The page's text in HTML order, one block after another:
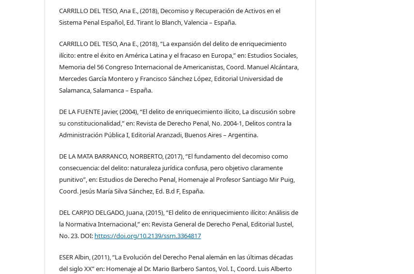
CARRILLO DEL TESO, Ana E., (2018), Decomiso y Recuperación de Activos en el
Sistema Penal Español, Ed. Tirant lo Blanch, Valencia – España.
CARRILLO DEL TESO, Ana E., (2018), “La expansión del delito de enriquecimiento
ilícito: entre el éxito en América Latina y el fracaso en Europa,” en: Estudios Sociales,
Memoria del 56 Congreso Internacional de Americanistas, Coord. Manuel Alcántara,
Mercedes García Montero y Francisco Sánchez López, Editorial Universidad de
Salamanca, Salamanca – España.
DE LA FUENTE Javier, (2004), “El delito de enriquecimiento ilícito, La discusión sobre
su constitucionalidad,” en: Revista de Derecho Penal, No. 2004-1, Delitos contra la
Administración Pública I, Editorial Aranzadi, Buenos Aires – Argentina.
DE LA MATA BARRANCO, NORBERTO, (2017), “El fundamento del decomiso como
consecuencia: del delito: naturaleza jurídica confusa, pero objetivo claramente
punitivo”, en: Estudios de Derecho Penal, Homenaje al Profesor Santiago Mir Puig,
Coord. Jesús María Silva Sánchez, Ed. B.d F, España.
DEL CARPIO DELGADO, Juana, (2015), “El delito de enriquecimiento ilícito: Análisis de
la Normativa Internacional,” en: Revista General de Derecho Penal, Editorial Iustel,
No. 23. DOI: https://doi.org/10.2139/ssrn.3364817
ESER Albin, (2011), “La Evolución del Derecho Penal alemán en las últimas décadas
del siglo XX” en: Homenaje al Dr. Mario Barbero Santos, Vol. I., Coord. Luis Alberto